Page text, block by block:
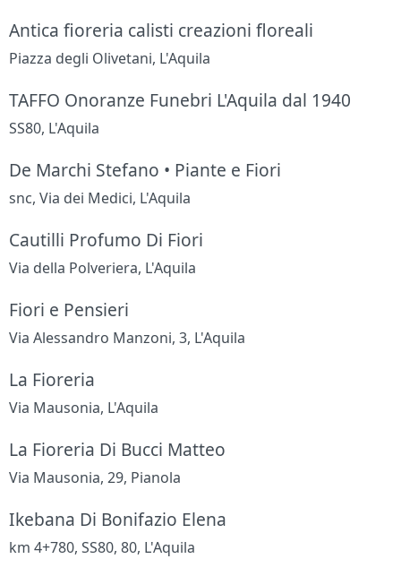
Antica fioreria calisti creazioni floreali
Piazza degli Olivetani, L'Aquila
TAFFO Onoranze Funebri L'Aquila dal 1940
SS80, L'Aquila
De Marchi Stefano • Piante e Fiori
snc, Via dei Medici, L'Aquila
Cautilli Profumo Di Fiori
Via della Polveriera, L'Aquila
Fiori e Pensieri
Via Alessandro Manzoni, 3, L'Aquila
La Fioreria
Via Mausonia, L'Aquila
La Fioreria Di Bucci Matteo
Via Mausonia, 29, Pianola
Ikebana Di Bonifazio Elena
km 4+780, SS80, 80, L'Aquila